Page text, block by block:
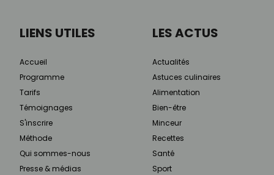
LIENS UTILES
Accueil
Programme
Tarifs
Témoignages
S'inscrire
Méthode
Qui sommes-nous
Presse & médias
LES ACTUS
Actualités
Astuces culinaires
Alimentation
Bien-être
Minceur
Recettes
Santé
Sport